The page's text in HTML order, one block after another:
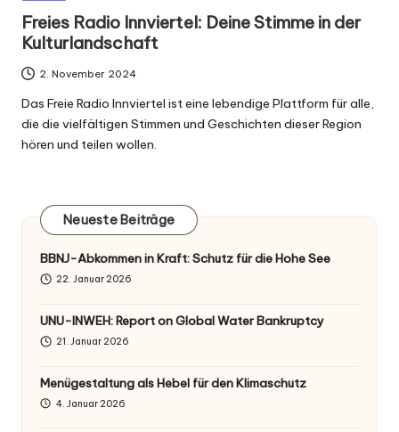
Freies Radio Innviertel: Deine Stimme in der
Kulturlandschaft
2. November 2024
Das Freie Radio Innviertel ist eine lebendige Plattform für alle,
die die vielfältigen Stimmen und Geschichten dieser Region
hören und teilen wollen.
Neueste Beiträge
BBNJ-Abkommen in Kraft: Schutz für die Hohe See
22. Januar 2026
UNU-INWEH: Report on Global Water Bankruptcy
21. Januar 2026
Menügestaltung als Hebel für den Klimaschutz
4. Januar 2026